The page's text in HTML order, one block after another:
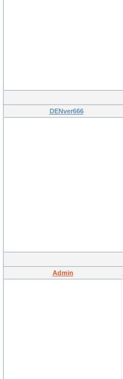
DENver666
Admin